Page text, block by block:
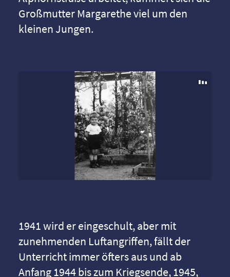
Großmutter Margarethe viel um den
kleinen Jungen.
1941 wird er eingeschult, aber mit
zunehmenden Luftangriffen, fällt der
Unterricht immer öfters aus und ab
Anfang 1944 bis zum Kriegsende, 1945,